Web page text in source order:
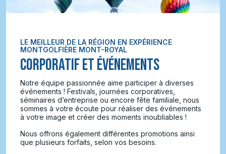
LE MEILLEUR DE LA RÉGION EN EXPÉRIENCE
MONTGOLFIÈRE MONT-ROYAL
CORPORATIF ET ÉVÉNEMENTS
Notre équipe passionnée aime participer à diverses
événements ! Festivals, journées corporatives,
séminaires d’entreprise ou encore fête familiale, nous
sommes à votre écoute pour réaliser des événements
à votre image et créer des moments inoubliables !
Nous offrons également différentes promotions ainsi
que plusieurs forfaits, selon vos besoins.